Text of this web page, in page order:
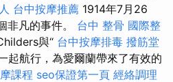
台中按摩推薦 1914年7月26
非凡的事件。 台中 整骨 國際整
與“ 台中按摩排毒 撥筋堂
起航行，為愛爾蘭帶來了有效的
課程 seo保證第一頁 經絡調理